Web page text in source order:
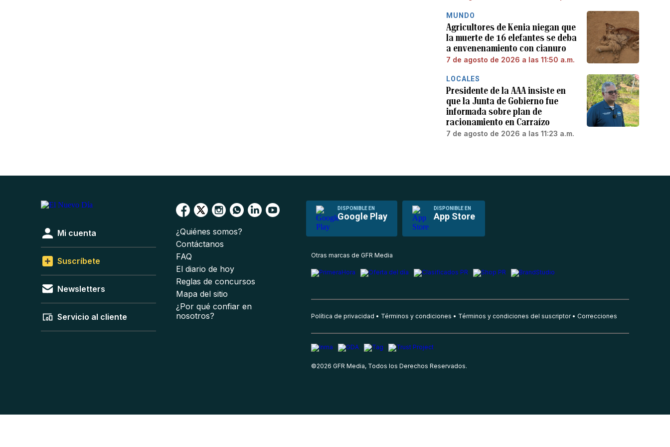
MUNDO
Agricultores de Kenia niegan que
la muerte de 16 elefantes se deba
a envenenamiento con cianuro
7 de agosto de 2026 a las 11:50 a.m.
LOCALES
Presidente de la AAA insiste en
que la Junta de Gobierno fue
informada sobre plan de
racionamiento en Carraízo
7 de agosto de 2026 a las 11:23 a.m.
DISPONIBLE EN
Google Play
DISPONIBLE EN
App Store
Mi cuenta
Suscríbete
Newsletters
Servicio al cliente
¿Quiénes somos?
Contáctanos
FAQ
El diario de hoy
Reglas de concursos
Mapa del sitio
¿Por qué confiar en
nosotros?
Otras marcas de GFR Media
Política de privacidad Términos y condiciones Términos y condiciones del suscriptor Correcciones
©2026 GFR Media, Todos los Derechos Reservados.